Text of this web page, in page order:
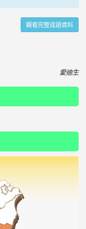
觀看完整成語資料
愛迪生